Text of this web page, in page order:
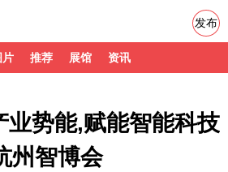
片 推荐 展馆 资讯
发布
业势能,赋能智能科技
州智博会